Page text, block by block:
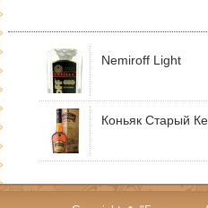
Nemiroff Light
Коньяк Старый